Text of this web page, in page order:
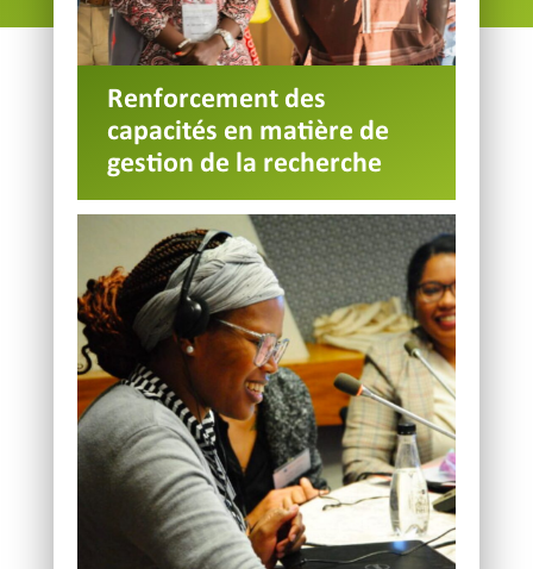
Renforcement des
capacités en matière de
gestion de la recherche